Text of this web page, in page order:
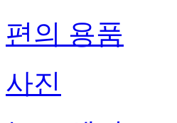
편의 용품
사진